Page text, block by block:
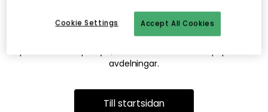
Detta kan bero på att sidan inte längre finns eller att den har
flyttats. Vi ber om ursäkt för besväret. I menyn ovan kan du
avdelningar.
Till startsidan
Accept All Cookies
Cookie Settings